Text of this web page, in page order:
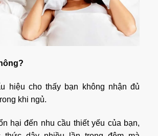
hiệu cho thấy bạn không nhận đủ
khi ngủ.
hại đến nhu cầu thiết yếu của bạn,